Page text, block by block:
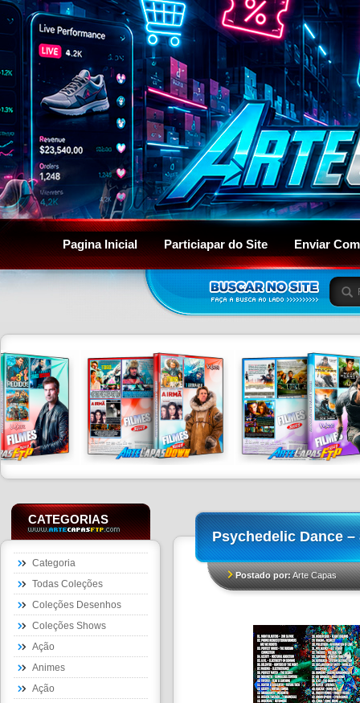
Pagina Inicial Particiapar do Site Enviar
CATEGORIAS
Categoria
Todas Coleções
Coleções Desenhos
Coleções Shows
Ação
Animes
Ação
Psychedelic Dance –
Postado por:Arte Capas